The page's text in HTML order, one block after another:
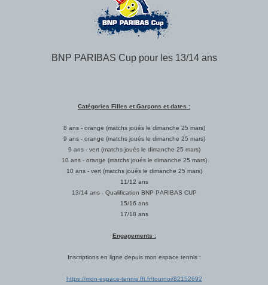
BNP PARIBAS Cup pour les 13/14 ans
Catégories Filles et Garçons et dates :
8 ans - orange (matchs joués le dimanche 25 mars)
9 ans - orange (matchs joués le dimanche 25 mars)
9 ans - vert (matchs joués le dimanche 25 mars)
10 ans - orange (matchs joués le dimanche 25 mars)
10 ans - vert (matchs joués le dimanche 25 mars)
11/12 ans
13/14 ans - Qualification BNP PARIBAS CUP
15/16 ans
17/18 ans
Engagements :
Inscriptions en ligne depuis mon espace tennis :
https://mon-espace-tennis.fft.fr/tournoi/82152692